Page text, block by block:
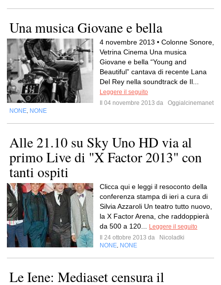
Una musica Giovane e bella
4 novembre 2013 • Colonne Sonore,
Vetrina Cinema Una musica
Giovane e bella “Young and
Beautiful” cantava di recente Lana
Del Rey nella soundtrack de Il...
Leggere il seguito
Il 04 novembre 2013 da
Oggialcinemanet
NONE NONE
Alle 21.10 su Sky Uno HD via al
primo Live di "X Factor 2013" con
tanti ospiti
Clicca qui e leggi il resoconto della
conferenza stampa di ieri a cura di
Silvia Azzaroli Un teatro tutto nuovo,
la X Factor Arena, che raddoppierà
da 500 a 120...
Leggere il seguito
Il 24 ottobre 2013 da
Nicoladki
NONE NONE
Le Iene: Mediaset censura il